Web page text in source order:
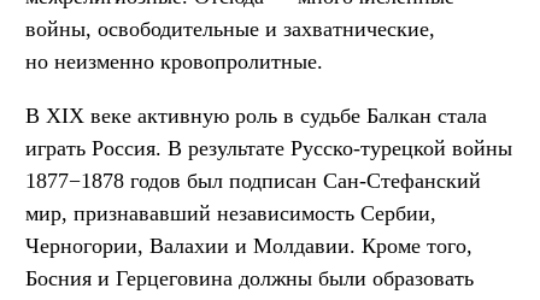
войны, освободительные и захватнические,
но неизменно кровопролитные.
В XIX веке активную роль в судьбе Балкан стала
играть Россия. В результате Русско-турецкой войны
1877−1878 годов был подписан Сан-Стефанский
мир, признававший независимость Сербии,
Черногории, Валахии и Молдавии. Кроме того,
Босния и Герцеговина должны были образовать